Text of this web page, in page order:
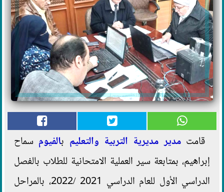
قامتمدير مديرية التربية والتعليم بالفيوم سماح
إبراهيم، بمتابعة سير العملية الامتحانية للطلاب بالفصل
الدراسي الأول للعام الدراسي 2021 /2022، بالمراحل